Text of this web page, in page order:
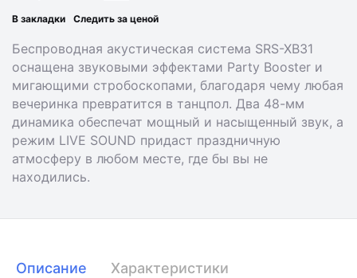
В закладки Следить за ценой
Беспроводная акустическая система SRS-XB31
оснащена звуковыми эффектами Party Booster и
мигающими стробоскопами, благодаря чему любая
вечеринка превратится в танцпол. Два 48-мм
динамика обеспечат мощный и насыщенный звук, а
режим LIVE SOUND придаст праздничную
атмосферу в любом месте, где бы вы не
находились.
Описание Характеристики